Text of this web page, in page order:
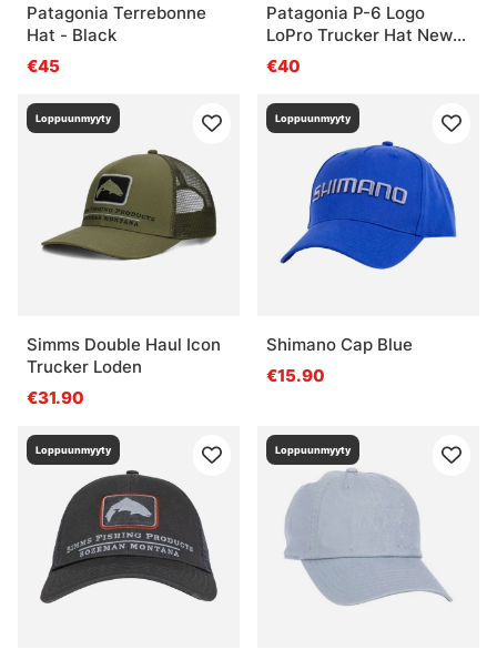
Patagonia Terrebonne
Hat - Black
€45
Patagonia P-6 Logo
LoPro Trucker Hat New
Navy
€40
Loppuunmyyty
Simms Double Haul Icon
Trucker Loden
€31.90
Loppuunmyyty
Shimano Cap Blue
€15.90
Loppuunmyyty Loppuunmyyty